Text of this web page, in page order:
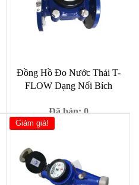
Đồng Hồ Đo Nước Thải T-
FLOW Dạng Nối Bích
Đã bán: 0
428,000
428,000 ₫.
Giảm giá!